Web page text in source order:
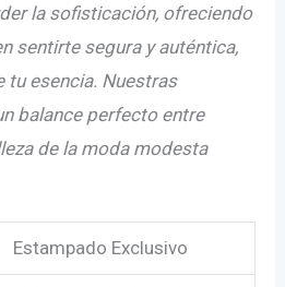
la sofisticación, ofreciendo
sentirte segura y auténtica,
tu esencia. Nuestras
balance perfecto entre
de la moda modesta
Estampado Exclusivo